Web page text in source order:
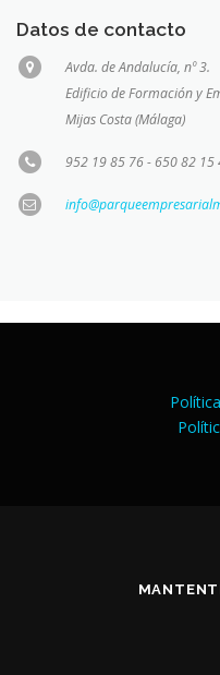
Datos de contacto
Avda. de Andalucía, nº 3.
Edificio de Formación y
Mijas Costa (Málaga)
952 19 85 76 - 650 82 15